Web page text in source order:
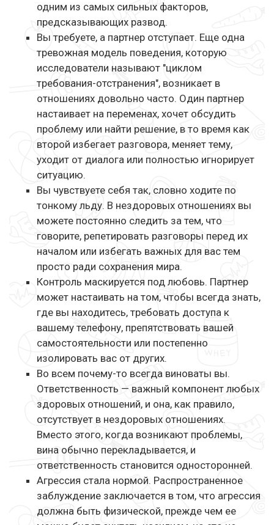
одним из самых сильных факторов,
предсказывающих развод.
Вы требуете, а партнер отступает. Еще одна
тревожная модель поведения, которую
исследователи называют "циклом
требования-отстранения", возникает в
отношениях довольно часто. Один партнер
настаивает на переменах, хочет обсудить
проблему или найти решение, в то время как
второй избегает разговора, меняет тему,
уходит от диалога или полностью игнорирует
ситуацию.
Вы чувствуете себя так, словно ходите по
тонкому льду. В нездоровых отношениях вы
можете постоянно следить за тем, что
говорите, репетировать разговоры перед их
началом или избегать важных для вас тем
просто ради сохранения мира.
Контроль маскируется под любовь. Партнер
может настаивать на том, чтобы всегда знать,
где вы находитесь, требовать доступа к
вашему телефону, препятствовать вашей
самостоятельности или постепенно
изолировать вас от других.
Во всем почему-то всегда виноваты вы.
Ответственность — важный компонент любых
здоровых отношений, и она, как правило,
отсутствует в нездоровых отношениях.
Вместо этого, когда возникают проблемы,
вина обычно перекладывается, и
ответственность становится односторонней.
Агрессия стала нормой. Распространенное
заблуждение заключается в том, что агрессия
должна быть физической, прежде чем ее